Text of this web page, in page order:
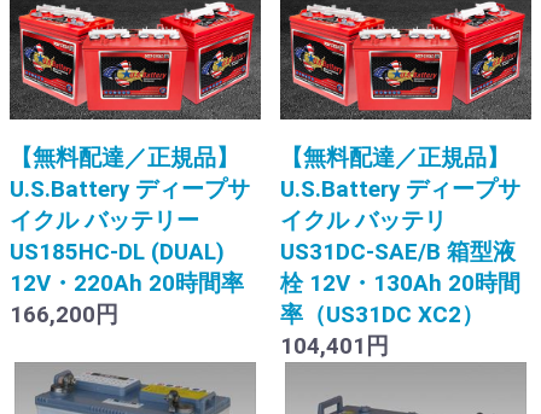
【無料配達／正規品】
U.S.Battery ディープサ
イクル バッテリー
US185HC-DL (DUAL)
12V・220Ah 20時間率
166,200円
【無料配達／正規品】
U.S.Battery ディープサ
イクル バッテリ
US31DC-SAE/B 箱型液
栓 12V・130Ah 20時間
率（US31DC XC2）
104,401円